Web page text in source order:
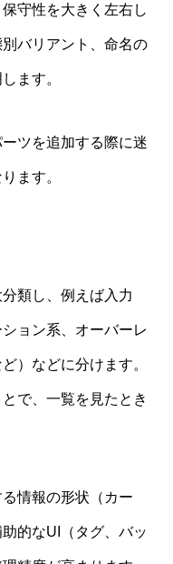
守性を大きく左右し
バリアント、命名の
ます。
ツを追加する際に迷
ます。
類し、例えば入力
ョン系、オーバーレ
）などに分けます。
で、一覧を見たとき
情報の形状（カー
的なUI（タグ、バッ